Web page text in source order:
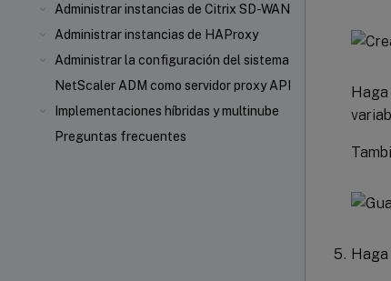
Administrar instancias de Citrix SD-WAN
Administrar instancias de HAProxy
Administrar la configuración del sistema
NetScaler ADM como servidor proxy API
Implementaciones híbridas y multinube
Preguntas frecuentes